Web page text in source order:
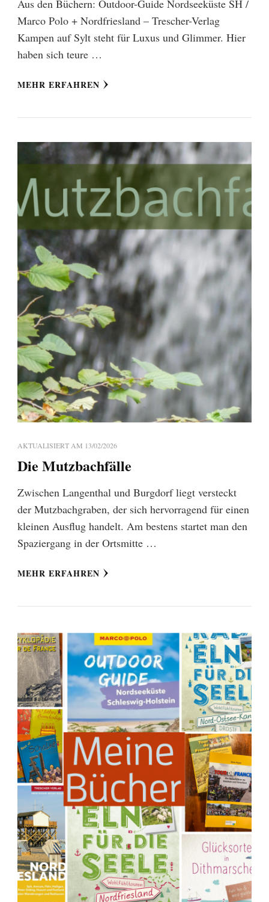
Aus den Büchern: Outdoor-Guide Nordseeküste SH /
Marco Polo + Nordfriesland – Trescher-Verlag
Kampen auf Sylt steht für Luxus und Glimmer. Hier
haben sich teure …
MEHR ERFAHREN
AKTUALISIERT AM 13/02/2026
Die Mutzbachfälle
Zwischen Langenthal und Burgdorf liegt versteckt
der Mutzbachgraben, der sich hervorragend für einen
kleinen Ausflug handelt. Am bestens startet man den
Spaziergang in der Ortsmitte …
MEHR ERFAHREN